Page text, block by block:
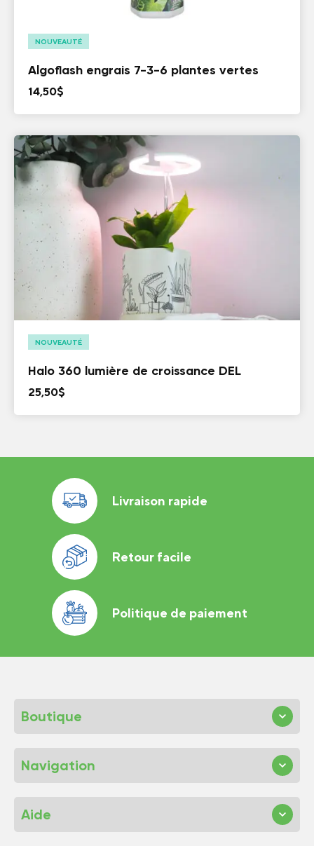
NOUVEAUTÉ
Algoflash engrais 7-3-6 plantes vertes
14,50$
NOUVEAUTÉ
Halo 360 lumière de croissance DEL
25,50$
Livraison rapide
Retour facile
Politique de paiement
Boutique
Navigation
Aide